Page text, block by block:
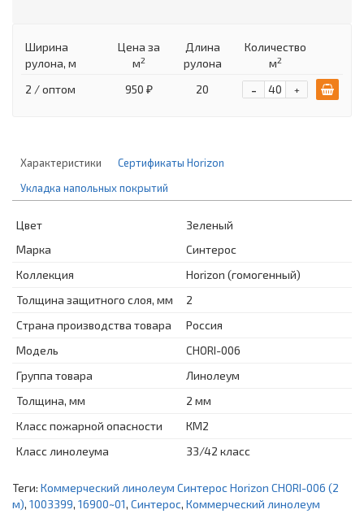
Ширина
рулона, м
Цена за
м2
Длина
рулона
Количество
м2
2 / оптом 950 ₽ 20 +
-
Характеристики
Сертификаты Horizon
Укладка напольных покрытий
Цвет
Зеленый
Марка
Синтерос
Коллекция
Horizon (гомогенный)
Толщина защитного слоя, мм
2
Страна производства товара
Россия
Модель
CHORI-006
Группа товара
Линолеум
Толщина, мм
2 мм
Класс пожарной опасности
КМ2
Класс линолеума
33/42 класс
Теги: Коммерческий линолеум Синтерос Horizon CHORI-006 (2
м), 1003399, 16900~01, Синтерос, Коммерческий линолеум